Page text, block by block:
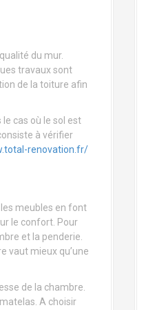
du mur.
travaux sont
de la toiture afin
cas où le sol est
à vérifier
renovation.fr/
les meubles en font
le confort. Pour
et la penderie.
vaut mieux qu’une
de la chambre.
A choisir